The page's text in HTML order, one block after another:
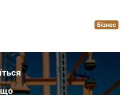
Бізнес